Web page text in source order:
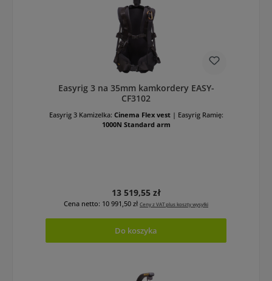
Easyrig 3 na 35mm kamkordery EASY-
CF3102
Easyrig 3 Kamizelka: Cinema Flex vest | Easyrig Ramię:
1000N Standard arm
Cena regularna:
13 519,55 zł
Cena netto: 10 991,50 zł Ceny z VAT plus koszty wysyłki
Do koszyka